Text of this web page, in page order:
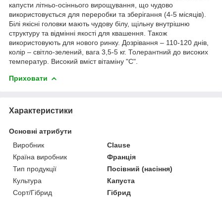
капусти літньо-осіннього вирощування, що чудово
використовується для переробки та зберігання (4-5 місяців).
Білі якісні головки мають чудову білу, щільну внутрішню
структуру та відмінні якості для квашення. Також
використовують для нового ринку. Дозрівання – 110-120 днів,
колір – світло-зелений, вага 3,5-5 кг. Толерантний до високих
температур. Високий вміст вітаміну "С".
Приховати
Характеристики
Основні атрибути
Виробник
Clause
Країна виробник
Франція
Тип продукції
Посівний (насіння)
Культура
Капуста
Сорт/Гібрид
Гібрид